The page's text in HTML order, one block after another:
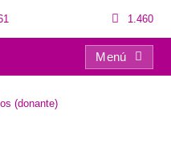
1.460
Menú
(donante)